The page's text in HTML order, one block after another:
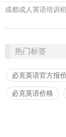
成都成人英语培训
热门标签
必克英语官方报价
必克英语价格